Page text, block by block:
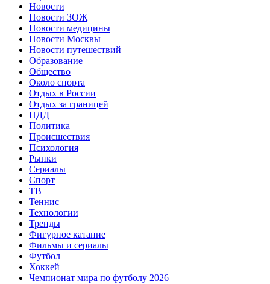
Новости
Новости ЗОЖ
Новости медицины
Новости Москвы
Новости путешествий
Образование
Общество
Около спорта
Отдых в России
Отдых за границей
ПДД
Политика
Происшествия
Психология
Рынки
Сериалы
Спорт
ТВ
Теннис
Технологии
Тренды
Фигурное катание
Фильмы и сериалы
Футбол
Хоккей
Чемпионат мира по футболу 2026